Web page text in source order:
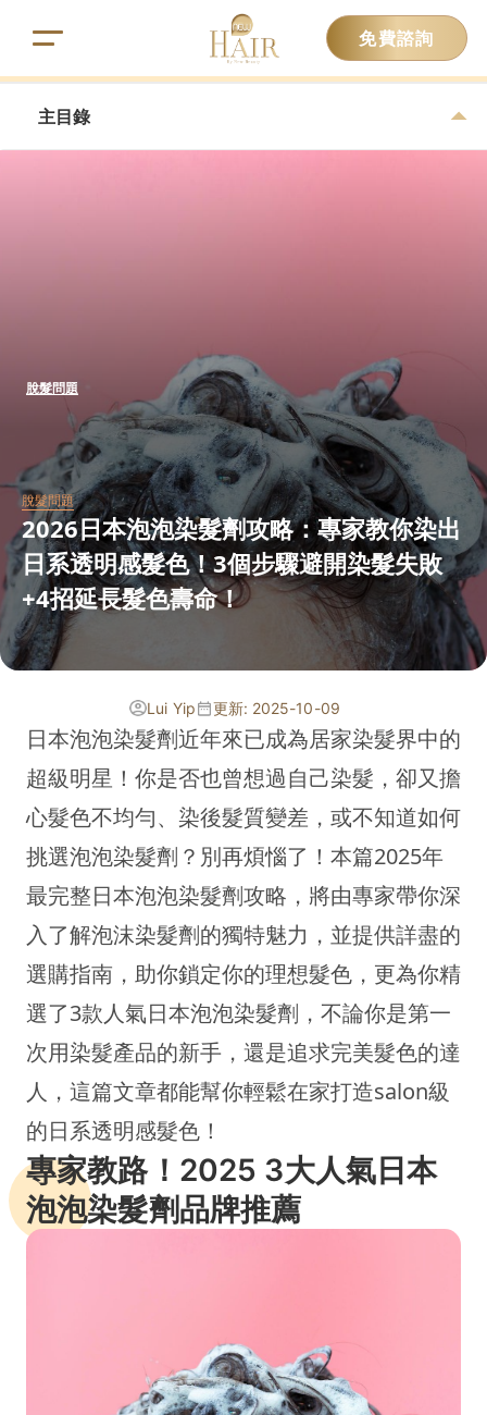
免費諮詢
主目錄
脫髮問題
脫髮問題
2026日本泡泡染髮劑攻略：專家教你染出
日系透明感髮色！3個步驟避開染髮失敗
+4招延長髮色壽命！
Lui Yip 更新: 2025-10-09
日本泡泡染髮劑近年來已成為居家染髮界中的
超級明星！你是否也曾想過自己染髮，卻又擔
心髮色不均勻、染後髮質變差，或不知道如何
挑選泡泡染髮劑？別再煩惱了！本篇2025年
最完整日本泡泡染髮劑攻略，將由專家帶你深
入了解泡沫染髮劑的獨特魅力，並提供詳盡的
選購指南，助你鎖定你的理想髮色，更為你精
選了3款人氣日本泡泡染髮劑，不論你是第一
次用染髮產品的新手，還是追求完美髮色的達
人，這篇文章都能幫你輕鬆在家打造salon級
的日系透明感髮色！
專家教路！2025 3大人氣日本
泡泡染髮劑品牌推薦